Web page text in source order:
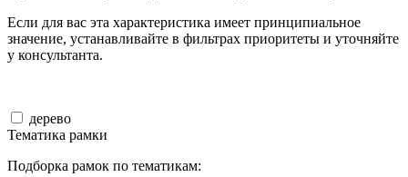
Если для вас эта характеристика имеет принципиальное
значение, устанавливайте в фильтрах приоритеты и уточняйте
у консультанта.
дерево
Тематика рамки
Подборка рамок по тематикам: